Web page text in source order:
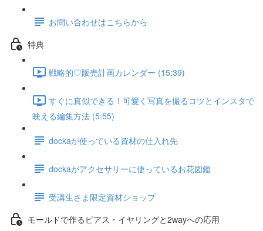
お問い合わせはこちらから
特典
戦略的♡販売計画カレンダー (15:39)
すぐに真似できる！可愛く写真を撮るコツとインスタで
映える編集方法 (5:55)
dockaが使っている資材の仕入れ先
dockaがアクセサリーに使っているお花図鑑
受講生さま限定資材ショップ
モールドで作るピアス・イヤリングと2wayへの応用